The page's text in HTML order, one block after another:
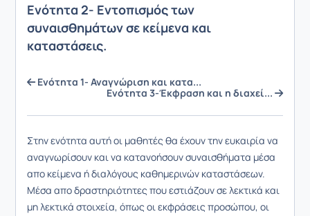
Ενότητα 2- Εντοπισμός των
συναισθημάτων σε κείμενα και
καταστάσεις.
Ενότητα 1- Αναγνώριση και κατα...
Ενότητα 3-Έκφραση και η διαχεί...
Στην ενότητα αυτή οι μαθητές θα έχουν την ευκαιρία να
αναγνωρίσουν και να κατανοήσουν συναισθήματα μέσα
απο κείμενα ή διαλόγους καθημερινών καταστάσεων.
Μέσα απο δραστηριότητες που εστιάζουν σε λεκτικά και
μη λεκτικά στοιχεία, όπως οι εκφράσεις προσώπου, οι